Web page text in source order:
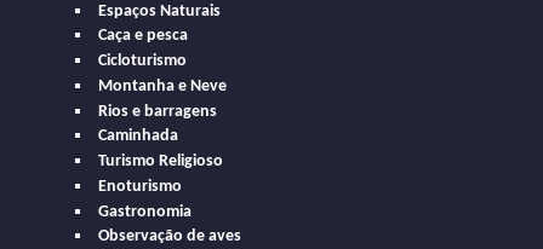
Espaços Naturais
Caça e pesca
Cicloturismo
Montanha e Neve
Rios e barragens
Caminhada
Turismo Religioso
Enoturismo
Gastronomia
Observação de aves